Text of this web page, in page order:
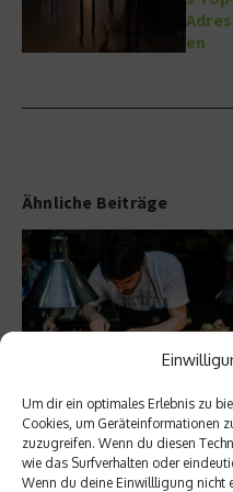
Um dir ein optimales Erlebnis zu
Cookies, um Geräteinformationen
zuzugreifen. Wenn du diesen
wie das Surfverhalten oder
Wenn du deine Einwillligung nicht
en
Ähnliche Beiträge
Gastgeber des weltweit
bedeutendste ...
11. Juli 2026